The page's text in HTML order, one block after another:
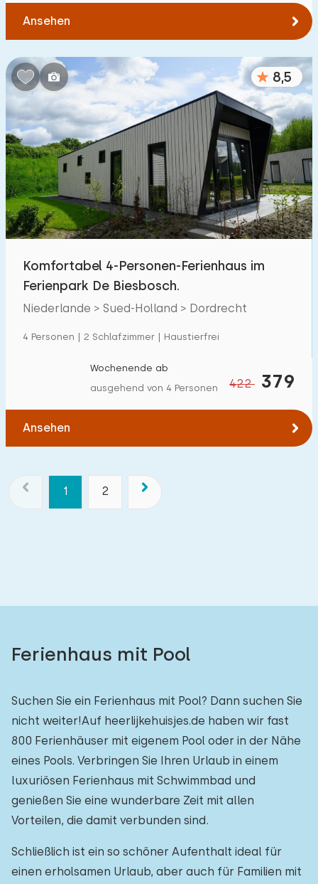
Ansehen
8,5
Komfortabel 4-Personen-Ferienhaus im
Ferienpark De Biesbosch.
Niederlande > Sued-Holland > Dordrecht
4 Personen | 2 Schlafzimmer | Haustierfrei
422 379
Wochenende ab
ausgehend von 4 Personen
Ansehen
1 2
Ferienhaus mit Pool
Suchen Sie ein Ferienhaus mit Pool? Dann suchen Sie
nicht weiter!Auf heerlijkehuisjes.de haben wir fast
800 Ferienhäuser mit eigenem Pool oder in der Nähe
eines Pools. Verbringen Sie Ihren Urlaub in einem
luxuriösen Ferienhaus mit Schwimmbad und
genießen Sie eine wunderbare Zeit mit allen
Vorteilen, die damit verbunden sind.
Schließlich ist ein so schöner Aufenthalt ideal für
einen erholsamen Urlaub, aber auch für Familien mit